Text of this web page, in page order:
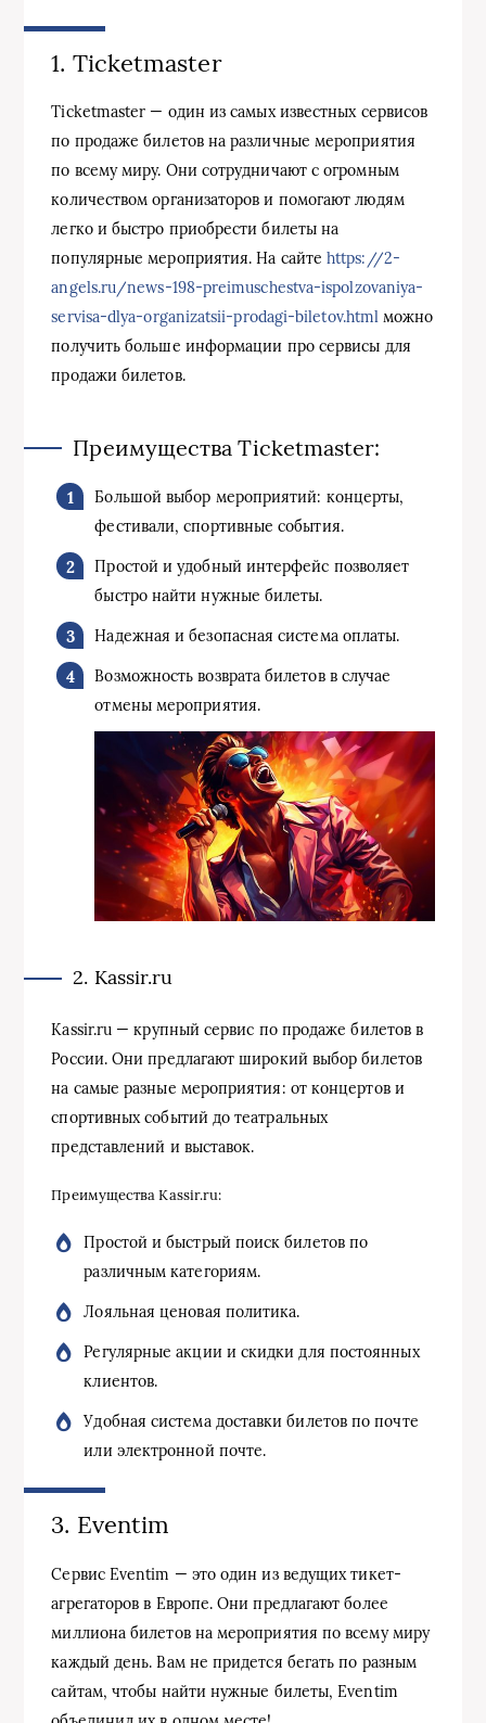
1. Ticketmaster
Ticketmaster — один из самых известных сервисов
по продаже билетов на различные мероприятия
по всему миру. Они сотрудничают с огромным
количеством организаторов и помогают людям
легко и быстро приобрести билеты на
популярные мероприятия. На сайтеhttps://2-
angels.ru/news-198-preimuschestva-ispolzovaniya-
servisa-dlya-organizatsii-prodagi-biletov.html можно
получить больше информации про сервисы для
продажи билетов.
Преимущества Ticketmaster:
Большой выбор мероприятий: концерты,
фестивали, спортивные события.
Простой и удобный интерфейс позволяет
быстро найти нужные билеты.
Надежная и безопасная система оплаты.
Возможность возврата билетов в случае
отмены мероприятия.
2. Kassir.ru
Kassir.ru — крупный сервис по продаже билетов в
России. Они предлагают широкий выбор билетов
на самые разные мероприятия: от концертов и
спортивных событий до театральных
представлений и выставок.
Преимущества Kassir.ru:
Простой и быстрый поиск билетов по
различным категориям.
Лояльная ценовая политика.
Регулярные акции и скидки для постоянных
клиентов.
Удобная система доставки билетов по почте
или электронной почте.
3. Eventim
Сервис Eventim — это один из ведущих тикет-
агрегаторов в Европе. Они предлагают более
миллиона билетов на мероприятия по всему миру
каждый день. Вам не придется бегать по разным
сайтам, чтобы найти нужные билеты, Eventim